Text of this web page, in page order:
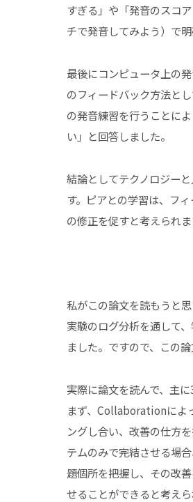
すぎる」や「発音のスコ
チで発音してみよう）で
最後にコンピュータ上の
のフィードバック方法と
の発音練習を行うことに
い」と回答しました。
結論としてテクノロジー
す。ピアとの学習は、フ
の修正を促すと考えられま
私がこの論文を読もうと
実験のログ分析を通して
ました。ですので、この
実際に論文を読んで、主
まず、Collaborationによ
ングし合い、改善の仕方
テムのみで完結させる場
題個所を把握し、その改
せることができると考え